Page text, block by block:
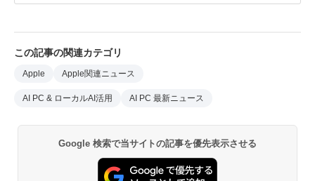
この記事の関連カテゴリ
Apple Apple関連ニュース
AI PC & ローカルAI活用 AI PC 最新ニュース
Google 検索で当サイトの記事を優先表示させる